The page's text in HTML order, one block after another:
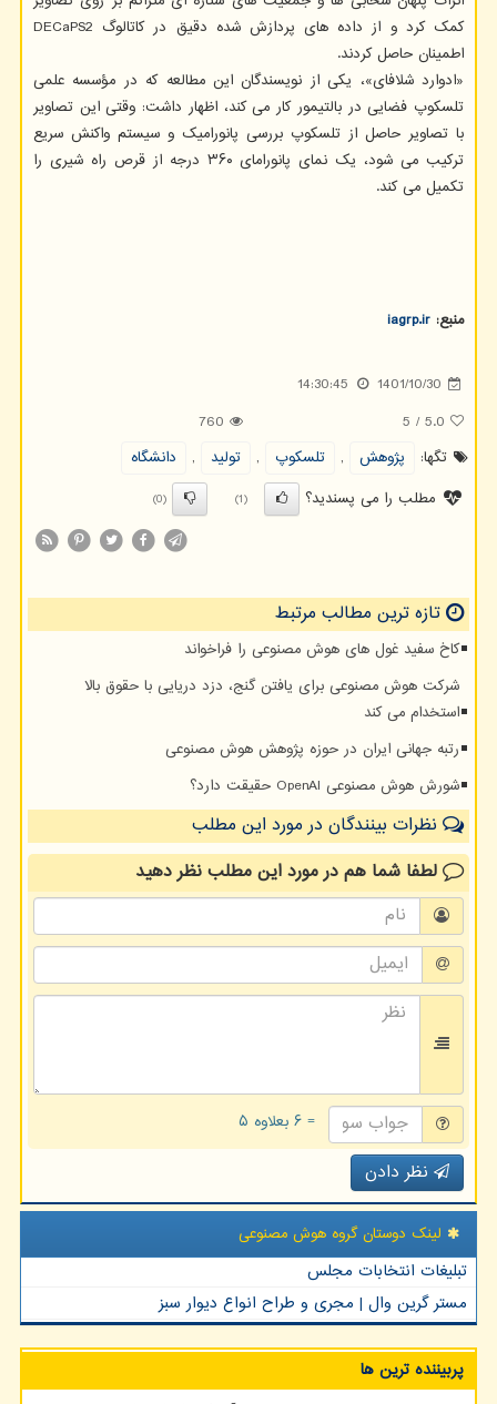
کمک کرد و از داده های پردازش شده دقیق در کاتالوگ DECaPS2
اطمینان حاصل کردند.
«ادوارد شلافای»، یکی از نویسندگان این مطالعه که در مؤسسه علمی
تلسکوپ فضایی در بالتیمور کار می کند، اظهار داشت: وقتی این تصاویر
با تصاویر حاصل از تلسکوپ بررسی پانورامیک و سیستم واکنش سریع
ترکیب می شود، یک نمای پانورامای ۳۶۰ درجه از قرص راه شیری را
تکمیل می کند.
منبع: iagrp.ir
1401/10/30
14:30:45
5.0
/
5
760
تگها:
پژوهش , تلسكوپ , تولید ,
دانشگاه
مطلب را می پسندید؟
(1)
(0)
تازه ترین مطالب مرتبط
کاخ سفید غول های هوش مصنوعی را فراخواند
شرکت هوش مصنوعی برای یافتن گنج، دزد دریایی با حقوق بالا
استخدام می کند
رتبه جهانی ایران در حوزه پژوهش هوش مصنوعی
شورش هوش مصنوعی OpenAI حقیقت دارد؟
نظرات بینندگان در مورد این مطلب
لطفا شما همدر مورد این مطلبنظر دهید
= ۶ بعلاوه ۵
نظر دادن
لینک دوستان گروه هوش مصنوعی
تبلیغات انتخابات مجلس
مستر گرین وال | مجری و طراح انواع دیوار سبز
پربیننده ترین ها